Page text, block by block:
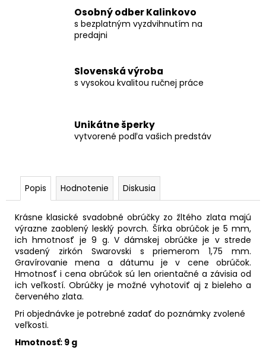
Osobný odber Kalinkovo
s bezplatným vyzdvihnutím na
predajni
Slovenská výroba
s vysokou kvalitou ručnej práce
Unikátne šperky
vytvorené podľa vašich predstáv
Popis Hodnotenie Diskusia
Krásne klasické svadobné obrúčky zo žltého zlata majú
výrazne zaoblený lesklý povrch. Šírka obrúčok je 5 mm,
ich hmotnosť je 9 g. V dámskej obrúčke je v strede
vsadený zirkón Swarovski s priemerom 1,75 mm.
Gravírovanie mena a dátumu je v cene obrúčok.
Hmotnosť i cena obrúčok sú len orientačné a závisia od
ich veľkostí. Obrúčky je možné vyhotoviť aj z bieleho a
červeného zlata.
Pri objednávke je potrebné zadať do poznámky zvolené
veľkosti.
Hmotnosť: 9 g